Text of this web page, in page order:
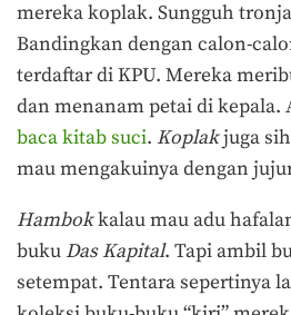
mereka koplak. Sungguh
Bandingkan dengan calon-
terdaftar di KPU. Mereka
dan menanam petai di kepala.
baca kitab suci. Koplakjuga
mau mengakuinya dengan
Hambokkalau mau adu
buku Das Kapital. Tapi ambil
setempat. Tentara sepertinya